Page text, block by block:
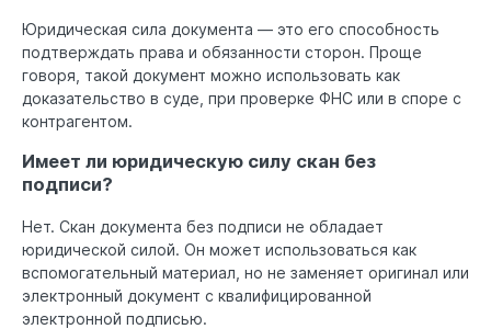
Юридическая сила документа — это его способность
подтверждать права и обязанности сторон. Проще
говоря, такой документ можно использовать как
доказательство в суде, при проверке ФНС или в споре с
контрагентом.
Имеет ли юридическую силу скан без
подписи?
Нет. Скан документа без подписи не обладает
юридической силой. Он может использоваться как
вспомогательный материал, но не заменяет оригинал или
электронный документ с квалифицированной
электронной подписью.